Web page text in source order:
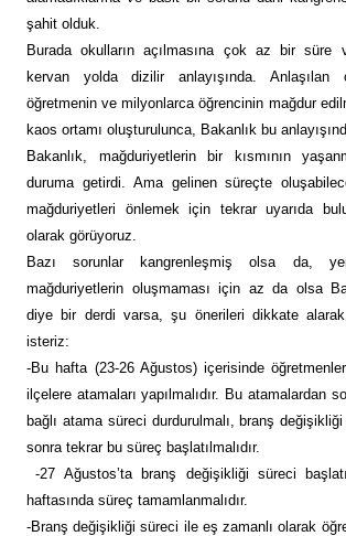
şahit olduk.
Burada okulların açılmasına çok az bir süre
kervan yolda dizilir anlayışında.
öğretmenin ve milyonlarca öğrencinin mağdur
kaos ortamı oluşturulunca, Bakanlık bu
Bakanlık, mağduriyetlerin bir kısmının
duruma getirdi. Ama gelinen süreçte
mağduriyetleri önlemek için tekrar uyarıda
olarak görüyoruz.
Bazı sorunlar kangrenleşmiş olsa da,
mağduriyetlerin oluşmaması için az da olsa
diye bir derdi varsa, şu önerileri dikkate alarak,
isteriz:
-Bu hafta (23-26 Ağustos) içerisinde
ilçelere atamaları yapılmalıdır. Bu atamalardan
bağlı atama süreci durdurulmalı, branş
sonra tekrar bu süreç başlatılmalıdır.
-27 Ağustos’ta branş değişikliği süreci
haftasında süreç tamamlanmalıdır.
-Branş değişikliği süreci ile eş zamanlı olarak